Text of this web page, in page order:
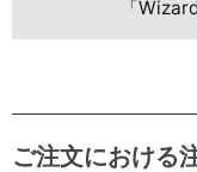
「
ご注文における